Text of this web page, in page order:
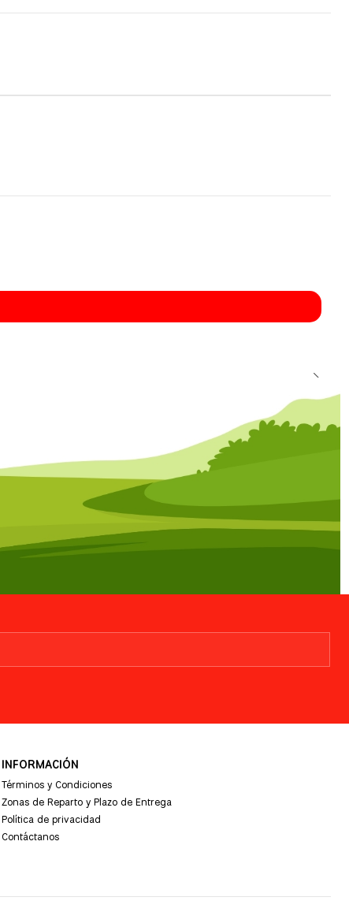
INFORMACIÓN
Términos y Condiciones
Zonas de Reparto y Plazo de Entrega
Política de privacidad
Contáctanos